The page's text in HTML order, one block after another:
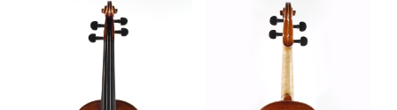
管楽器 リコーダー